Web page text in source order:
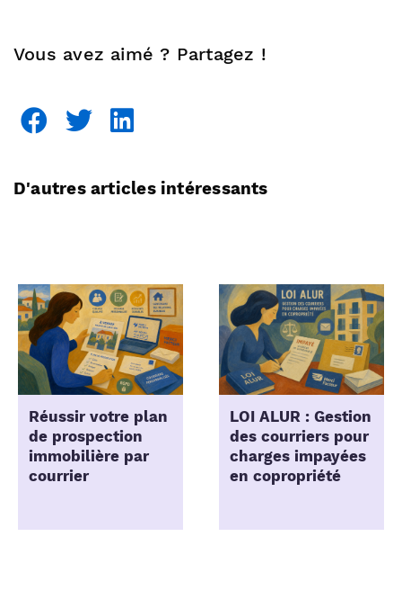
Vous avez aimé ? Partagez !
D'autres articles intéressants
Réussir votre plan
de prospection
immobilière par
courrier
LOI ALUR : Gestion
des courriers pour
charges impayées
en copropriété